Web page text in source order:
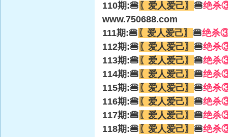
110期:🍔 〖爱人爱己〗 🍔绝杀
www.750688.com
111期:🍔 〖爱人爱己〗 🍔绝杀
112期:🍔 〖爱人爱己〗 🍔绝杀
113期:🍔 〖爱人爱己〗 🍔绝杀
114期:🍔 〖爱人爱己〗 🍔绝杀
115期:🍔 〖爱人爱己〗 🍔绝杀
116期:🍔 〖爱人爱己〗 🍔绝杀
117期:🍔 〖爱人爱己〗 🍔绝杀
118期:🍔 〖爱人爱己〗 🍔绝杀